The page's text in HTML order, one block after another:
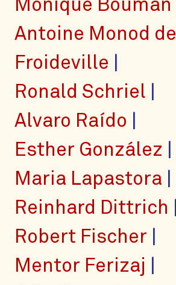
Monique Bouman
Antoine Monod de
Froideville
Ronald Schriel
Alvaro Raído
Esther González
Maria Lapastora
Reinhard Dittrich
Robert Fischer
Mentor Ferizaj